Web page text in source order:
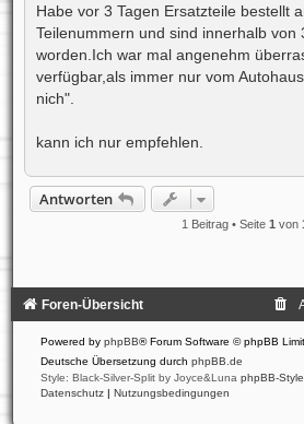
Habe vor 3 Tagen Ersatzteile bestellt
Teilenummern und sind innerhalb von
worden.Ich war mal angenehm
verfügbar,als immer nur vom
nich".
kann ich nur empfehlen.
Antworten
1 Beitrag • Seite 1 von
Foren-Übersicht
Powered by phpBB® Forum Software © phpBB
Deutsche Übersetzung durch phpBB.de
Style: Black-Silver-Split by Joyce&Luna phpBB-
Datenschutz | Nutzungsbedingungen